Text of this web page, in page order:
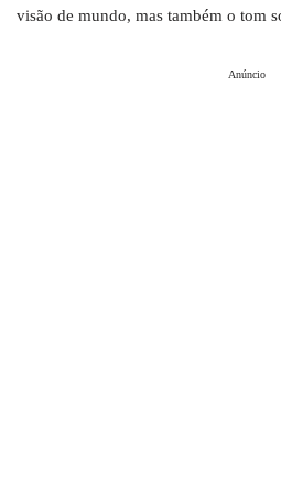
visão de mundo, mas também o tom
Anúncio